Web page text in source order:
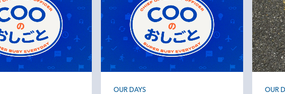
OUR DAYS OUR